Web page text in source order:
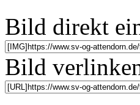
Bild direkt
Bild